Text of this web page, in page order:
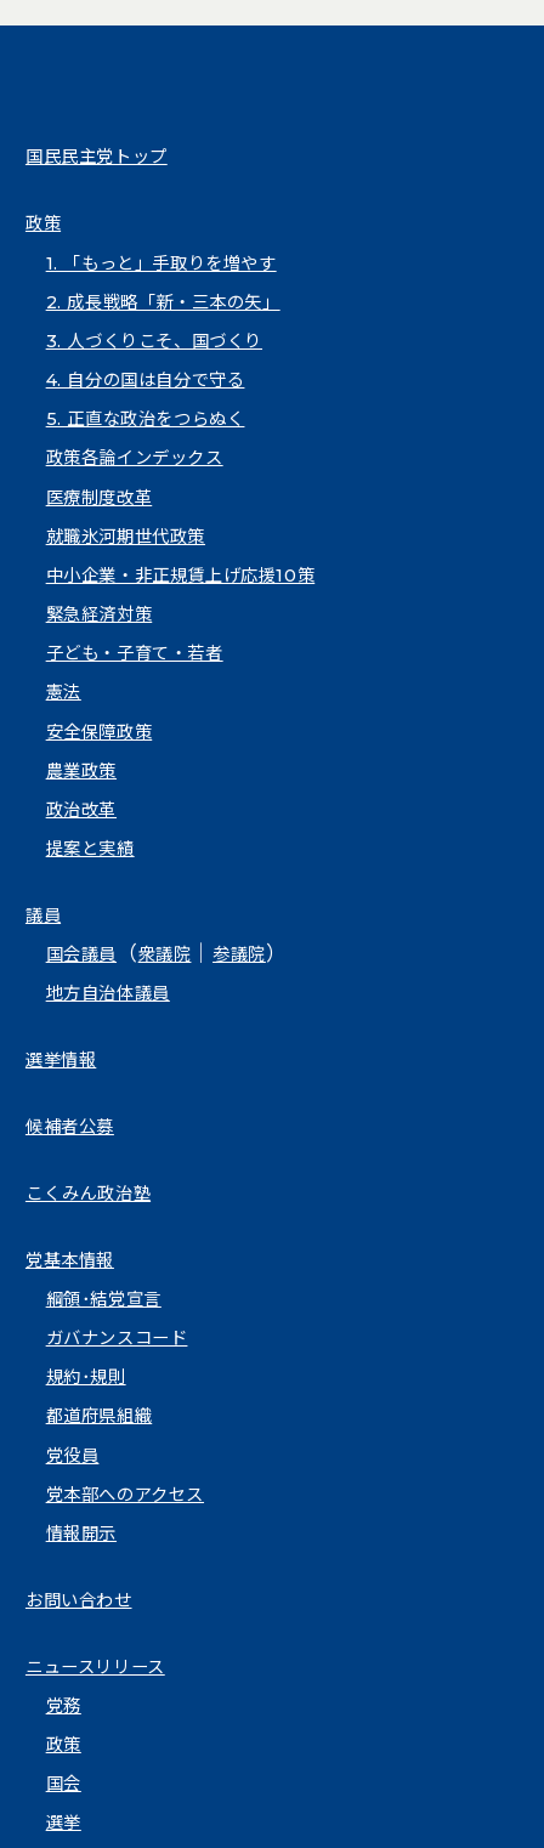
国民民主党トップ
政策
1. 「もっと」手取りを増やす
2. 成長戦略「新・三本の矢」
3. 人づくりこそ、国づくり
4. 自分の国は自分で守る
5. 正直な政治をつらぬく
政策各論インデックス
医療制度改革
就職氷河期世代政策
中小企業・非正規賃上げ応援10策
緊急経済対策
子ども・子育て・若者
憲法
安全保障政策
農業政策
政治改革
提案と実績
議員
国会議員
（衆議院 ｜参議院）
地方自治体議員
選挙情報
候補者公募
こくみん政治塾
党基本情報
綱領･結党宣言
ガバナンスコード
規約･規則
都道府県組織
党役員
党本部へのアクセス
情報開示
お問い合わせ
ニュースリリース
党務
政策
国会
選挙